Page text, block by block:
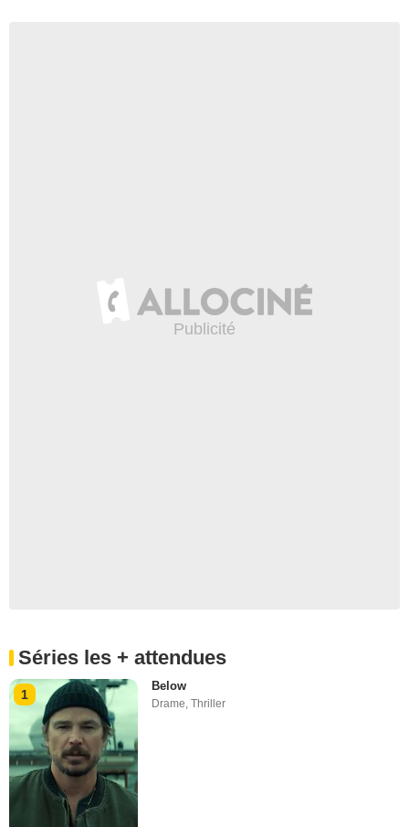
Séries les + attendues
1
Below
Drame ,Thriller